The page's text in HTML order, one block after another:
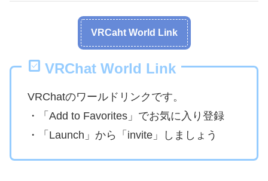
VRCaht World Link
VRChat World Link
VRChatのワールドリンクです。
・「Add to Favorites」でお気に入り登録
・「Launch」から「invite」しましょう